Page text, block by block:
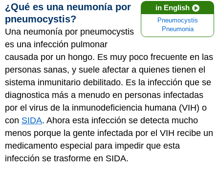
in English
Pneumocystis
Pneumonia
¿Qué es una neumonía por
pneumocystis?
Una neumonía por pneumocystis
es una infección pulmonar
causada por un hongo. Es muy poco frecuente en las
personas sanas, y suele afectar a quienes tienen el
sistema inmunitario debilitado. Es la infección que se
diagnostica más a menudo en personas infectadas
por el virus de la inmunodeficiencia humana (VIH) o
con SIDA. Ahora esta infección se detecta mucho
menos porque la gente infectada por el VIH recibe un
medicamento especial para impedir que esta
infección se trasforme en SIDA.